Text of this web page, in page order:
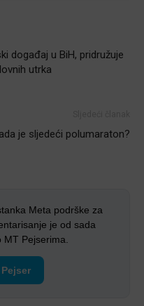
događaj u BiH, pridružuje
utrka
je sljedeći polumaraton?
Meta podrške za
je od sada
MT Pejserima.